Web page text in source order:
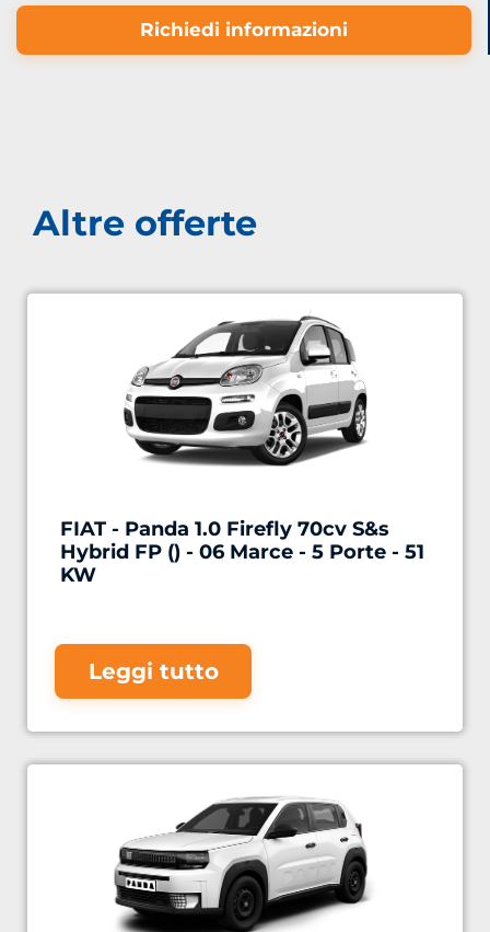
Richiedi informazioni
Altre offerte
FIAT - Panda 1.0 Firefly 70cv S&s
Hybrid FP () - 06 Marce - 5 Porte - 51
KW
Leggi tutto